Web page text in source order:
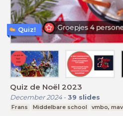
Quiz de Noël 2023
December 2024- 39 slides
Frans Middelbare school vmbo,
Quiz!